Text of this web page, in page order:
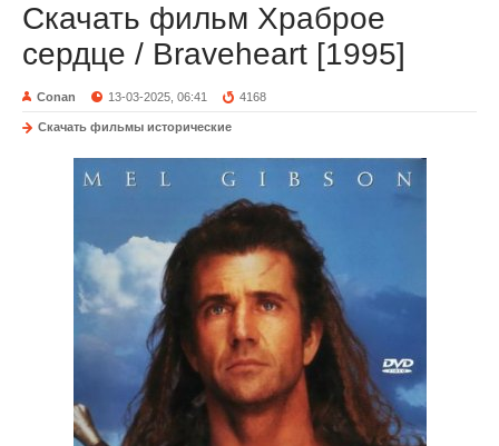
Скачать фильм Храброе
сердце / Braveheart [1995]
Conan 13-03-2025, 06:41 4168
Скачать фильмы исторические